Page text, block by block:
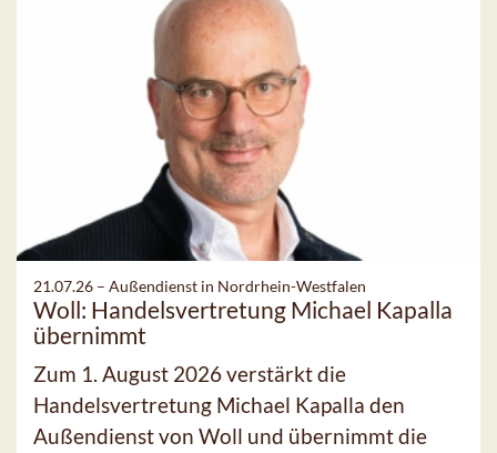
21.07.26 – Außendienst in Nordrhein-Westfalen
Woll: Handelsvertretung Michael Kapalla
übernimmt
Zum 1. August 2026 verstärkt die
Handelsvertretung Michael Kapalla den
Außendienst von Woll und übernimmt die